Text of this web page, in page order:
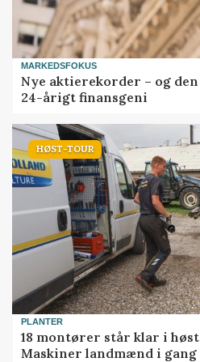
MARKEDSFOKUS
Nye aktierekorder – og
24-årigt finansgeni
HØST-TOUR
PLANTER
18 montører står klar i
Maskiner landmænd i gang